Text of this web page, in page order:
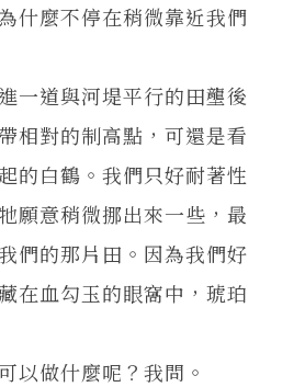
什麼不停在稍微靠近我們
道與河堤平行的田壟後
相對的制高點，可還是看
的白鶴。我們只好耐著性
願意稍微挪出來一些，最
們的那片田。因為我們好
在血勾玉的眼窩中，琥珀
做什麼呢？我問。